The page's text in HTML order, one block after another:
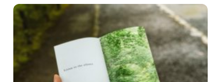
resultatet aldrig bättre än verkt...